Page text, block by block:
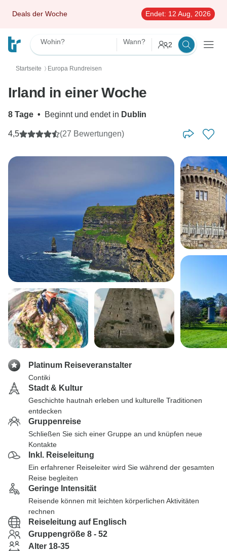
Deals der Woche Endet: 12 Aug, 2026
Wohin? Wann? 2
Startseite 〉 Europa Rundreisen
Irland in einer Woche
8 Tage • Beginnt und endet in Dublin
4,5 (27 Bewertungen)
Platinum Reiseveranstalter
Contiki
Stadt & Kultur
Geschichte hautnah erleben und kulturelle Traditionen
entdecken
Gruppenreise
Schließen Sie sich einer Gruppe an und knüpfen neue
Kontakte
Inkl. Reiseleitung
Ein erfahrener Reiseleiter wird Sie während der gesamten
Reise begleiten
Geringe Intensität
Reisende können mit leichten körperlichen Aktivitäten
rechnen
Reiseleitung auf Englisch
Gruppengröße 8 - 52
Alter 18-35